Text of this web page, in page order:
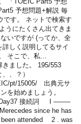
予想問題+解説 毎
です。 ネットで検索す
うにたくさん出てきま
いですが (ってか、全
しく説明してるサイ
そこで、私…
ました。 195/553
、？）
pt/15005/ 出典元サ
を始めましょう。
Day37 接続詞 I ——–
since he has
attended 2 . was